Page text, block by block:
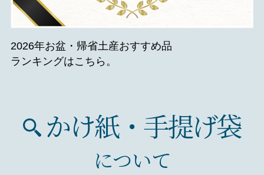
2026年お盆・帰省土産おすすめ品
ランキングはこちら。
かけ紙・手提げ袋
について